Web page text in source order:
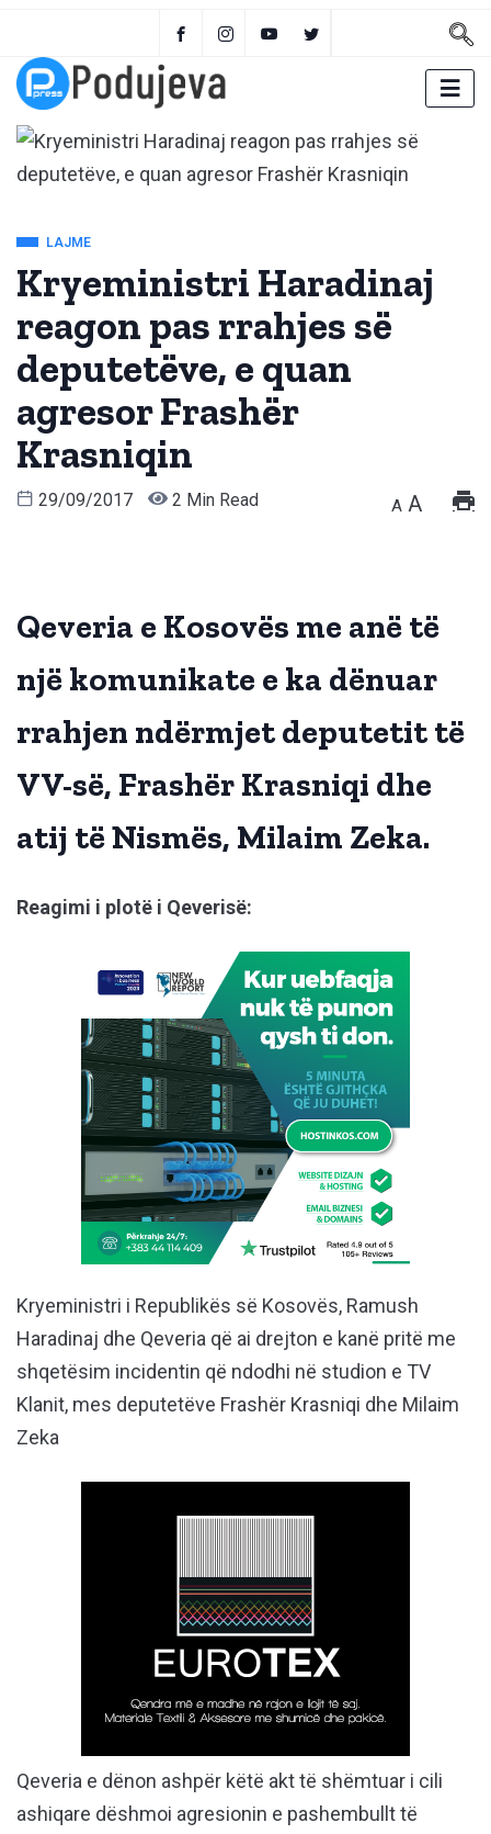
LAJME
Kryeministri Haradinaj
reagon pas rrahjes së
deputetëve, e quan
agresor Frashër
Krasniqin
29/09/2017 2 Min Read A A
Qeveria e Kosovës me anë të
një komunikate e ka dënuar
rrahjen ndërmjet deputetit të
VV-së, Frashër Krasniqi dhe
atij të Nismës, Milaim Zeka.
Reagimi i plotë i Qeverisë:
Kryeministri i Republikës së Kosovës, Ramush
Haradinaj dhe Qeveria që ai drejton e kanë pritë me
shqetësim incidentin që ndodhi në studion e TV
Klanit, mes deputetëve Frashër Krasniqi dhe Milaim
Zeka
Qeveria e dënon ashpër këtë akt të shëmtuar i cili
ashiqare dëshmoi agresionin e pashembullt të